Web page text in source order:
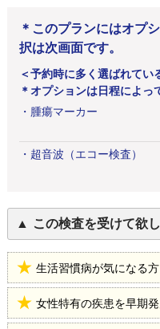
＊このプランにはオプ
択は次画面です。
＜予約時に多く選ばれてい
＊オプションは日程によっ
・ 腫瘍マーカー
・ 超音波（エコー検査）
この検査を受けて欲
生活習慣病が気になる方
女性特有の疾患を早期